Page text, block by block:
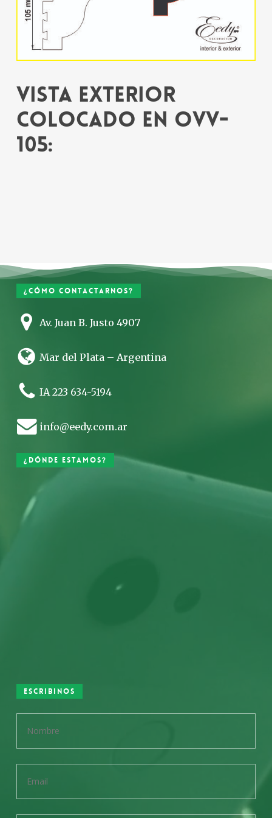
Vista exterior
colocado en OVV-
105:
¿Cómo contactarnos?
Av. Juan B. Justo 4907
Mar del Plata – Argentina
IA 223 634-5194
info@eedy.com.ar
¿Dónde estamos?
Escribinos